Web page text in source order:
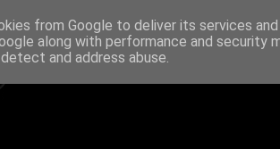
from Google to deliver its services
along with performance and
and address abuse.